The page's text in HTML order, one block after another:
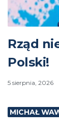
Rząd
Polski!
5 sierpnia, 2026
MICHAŁ